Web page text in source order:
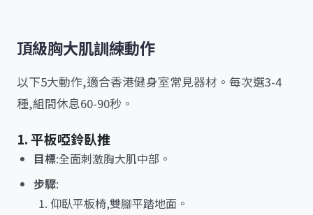
頂級胸大肌訓練動作
以下5大動作,適合香港健身室常見器材。每次選3-4
種,組間休息60-90秒。
1. 平板啞鈴臥推
目標:全面刺激胸大肌中部。
步驟:
仰臥平板椅,雙腳平踏地面。